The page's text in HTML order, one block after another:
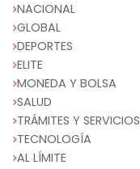
NACIONAL
GLOBAL
DEPORTES
ELITE
MONEDA Y BOLSA
SALUD
TRÁMITES Y SERVICIOS
TECNOLOGÍA
AL LÍMITE